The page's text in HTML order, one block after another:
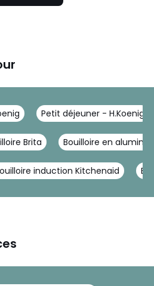
Petit déjeuner - H.Koenig
Brita Bouilloire en
induction Kitchenaid